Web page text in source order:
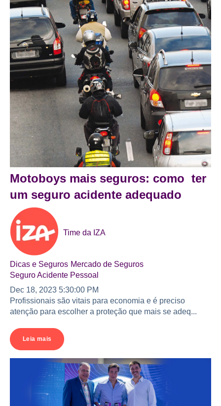
Motoboys mais seguros: como ter
um seguro acidente adequado
Time da IZA
Dicas e Seguros Mercado de Seguros
Seguro Acidente Pessoal
Dec 18, 2023 5:30:00 PM
Profissionais são vitais para economia e é preciso
atenção para escolher a proteção que mais se adeq...
Leia mais